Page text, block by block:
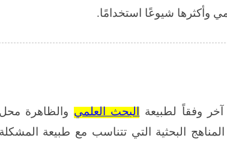
وأكثرها شيوعًا استخدامًا.
وفقاً لطبيعة البحث العلمي والظاهرة محل
البحثية التي تتناسب مع طبيعة المشكلة